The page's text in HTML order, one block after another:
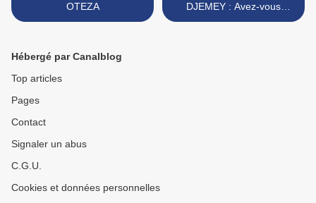
OTEZA
DJEMEY : Avez-vous
parfois le sentiment que
Hébergé par Canalblog
Top articles
Pages
Contact
Signaler un abus
C.G.U.
Cookies et données personnelles